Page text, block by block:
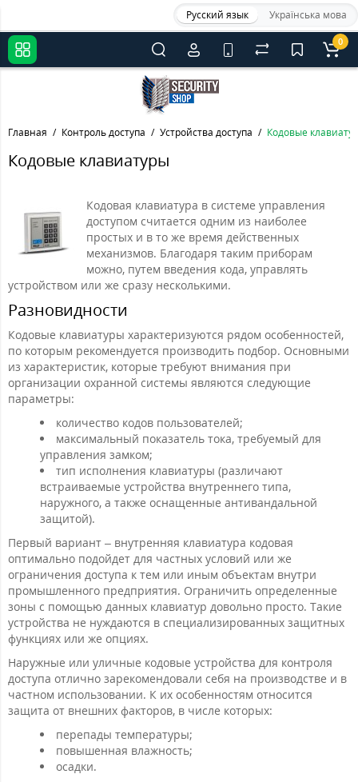
Русский язык Українська мова
0
Главная Контроль доступа Устройства доступа Кодовые
Кодовые клавиатуры
Кодовая клавиатура в системе управления
доступом считается одним из наиболее
простых и в то же время действенных
механизмов. Благодаря таким приборам
можно, путем введения кода, управлять
устройством или же сразу несколькими.
Разновидности
Кодовые клавиатуры характеризуются рядом особенностей,
по которым рекомендуется производить подбор. Основными
из характеристик, которые требуют внимания при
организации охранной системы являются следующие
параметры:
количество кодов пользователей;
максимальный показатель тока, требуемый для
управления замком;
тип исполнения клавиатуры (различают
встраиваемые устройства внутреннего типа,
наружного, а также оснащенные антивандальной
защитой).
Первый вариант – внутренняя клавиатура кодовая
оптимально подойдет для частных условий или же
ограничения доступа к тем или иным объектам внутри
промышленного предприятия. Ограничить определенные
зоны с помощью данных клавиатур довольно просто. Такие
устройства не нуждаются в специализированных защитных
функциях или же опциях.
Наружные или уличные кодовые устройства для контроля
доступа отлично зарекомендовали себя на производстве и в
частном использовании. К их особенностям относится
защита от внешних факторов, в числе которых:
перепады температуры;
повышенная влажность;
осадки.